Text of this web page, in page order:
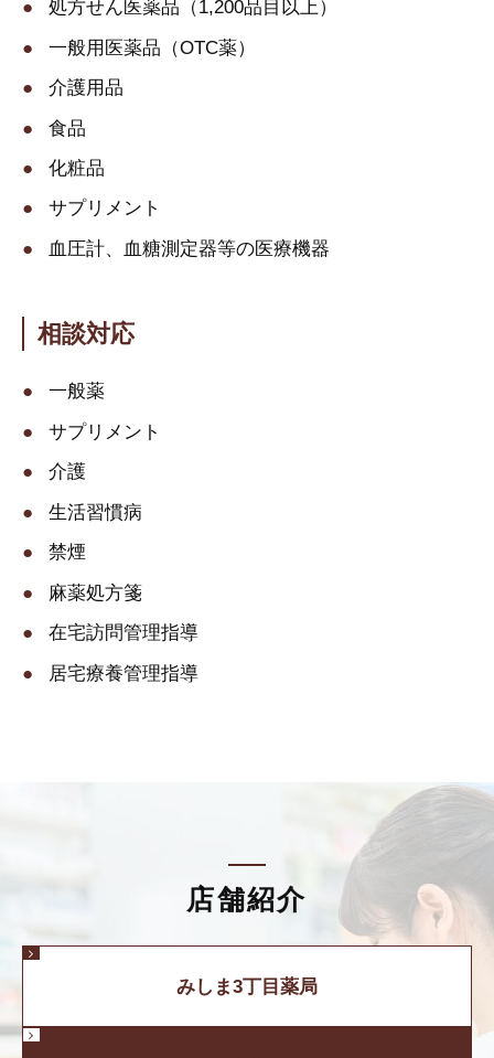
処方せん医薬品（1,200品目以上）
一般用医薬品（OTC薬）
介護用品
食品
化粧品
サプリメント
血圧計、血糖測定器等の医療機器
相談対応
一般薬
サプリメント
介護
生活習慣病
禁煙
麻薬処方箋
在宅訪問管理指導
居宅療養管理指導
店舗紹介
みしま3丁目薬局